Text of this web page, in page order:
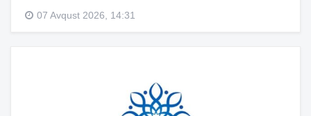
07 Avqust 2026, 14:31